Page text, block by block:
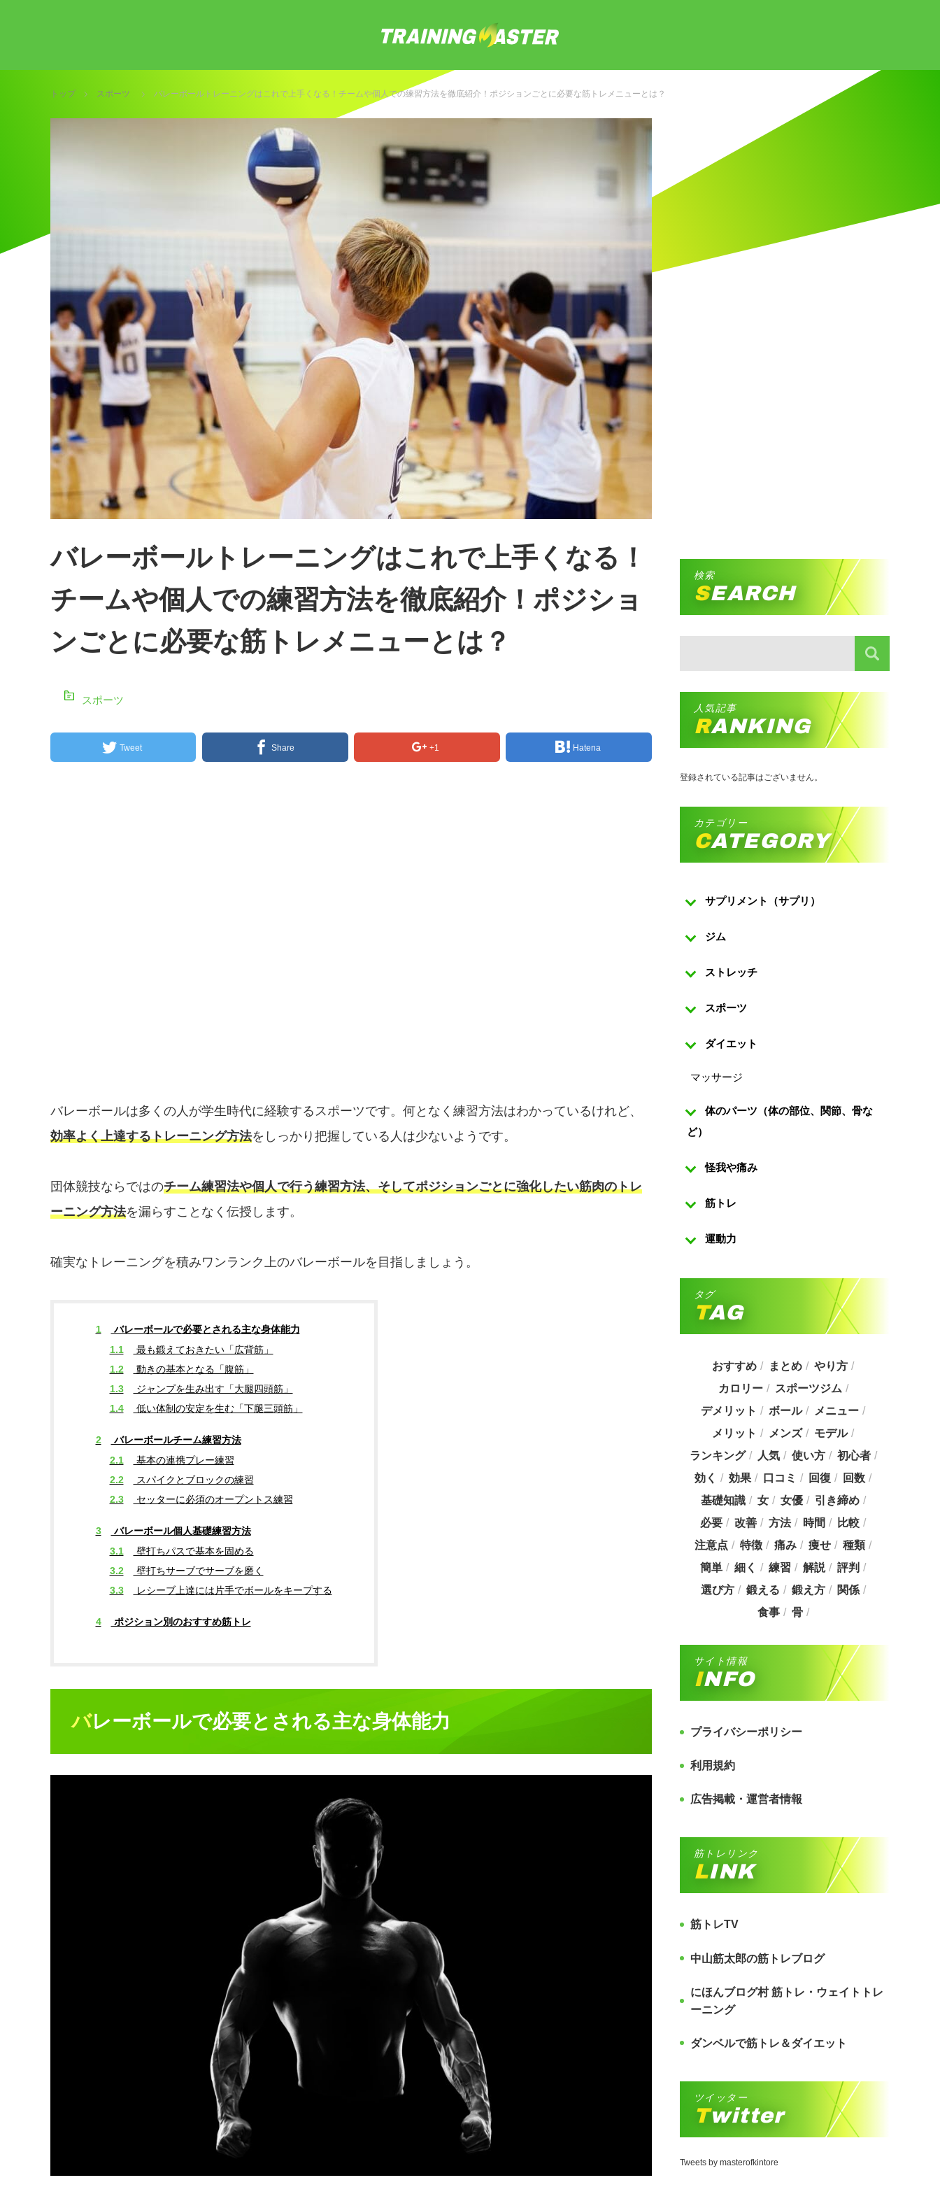
トップ スポーツ バレーボールトレーニングはこれで上手くなる！チームや個人での練習方法を徹底紹介！ポジションごとに必要な筋トレメニューとは？
バレーボールトレーニングはこれで上手くなる！
チームや個人での練習方法を徹底紹介！ポジショ
ンごとに必要な筋トレメニューとは？
スポーツ
Tweet Share +1 Hatena
バレーボールは多くの人が学生時代に経験するスポーツです。何となく練習方法はわかっているけれど、
効率よく上達するトレーニング方法をしっかり把握している人は少ないようです。
団体競技ならではのチーム練習法や個人で行う練習方法、そしてポジションごとに強化したい筋肉のトレ
ーニング方法を漏らすことなく伝授します。
確実なトレーニングを積みワンランク上のバレーボールを目指しましょう。
1
バレーボールで必要とされる主な身体能力
1.1
最も鍛えておきたい「広背筋」
1.2
動きの基本となる「腹筋」
1.3
ジャンプを生み出す「大腿四頭筋」
1.4
低い体制の安定を生む「下腿三頭筋」
2
バレーボールチーム練習方法
2.1
基本の連携プレー練習
2.2
スパイクとブロックの練習
2.3
セッターに必須のオープントス練習
3
バレーボール個人基礎練習方法
3.1
壁打ちパスで基本を固める
3.2
壁打ちサーブでサーブを磨く
3.3
レシーブ上達には片手でボールをキープする
4 ポジション別のおすすめ筋トレ
バレーボールで必要とされる主な身体能力
検索
SEARCH
人気記事
RANKING
登録されている記事はございません。
カテゴリー
CATEGORY
サプリメント（サプリ）
ジム
ストレッチ
スポーツ
ダイエット
マッサージ
体のパーツ（体の部位、関節、骨な
ど）
怪我や痛み
筋トレ
運動力
タグ
TAG
おすすめ まとめ
やり方
カロリー
スポーツジム
デメリット
ボール
メニュー
メリット
メンズ
モデル
ランキング
人気 使い方
初心者
効く
効果 口コミ 回復
回数
基礎知識
女 女優
引き締め
必要
改善 方法 時間
比較
注意点
特徴 痛み 痩せ
種類
簡単
細く 練習 解説
評判
選び方
鍛える 鍛え方
関係
食事
骨
サイト情報
INFO
プライバシーポリシー
利用規約
広告掲載・運営者情報
筋トレリンク
LINK
筋トレTV
中山筋太郎の筋トレブログ
にほんブログ村 筋トレ・ウェイトトレ
ーニング
ダンベルで筋トレ＆ダイエット
ツイッター
Twitter
Tweets by masterofkintore